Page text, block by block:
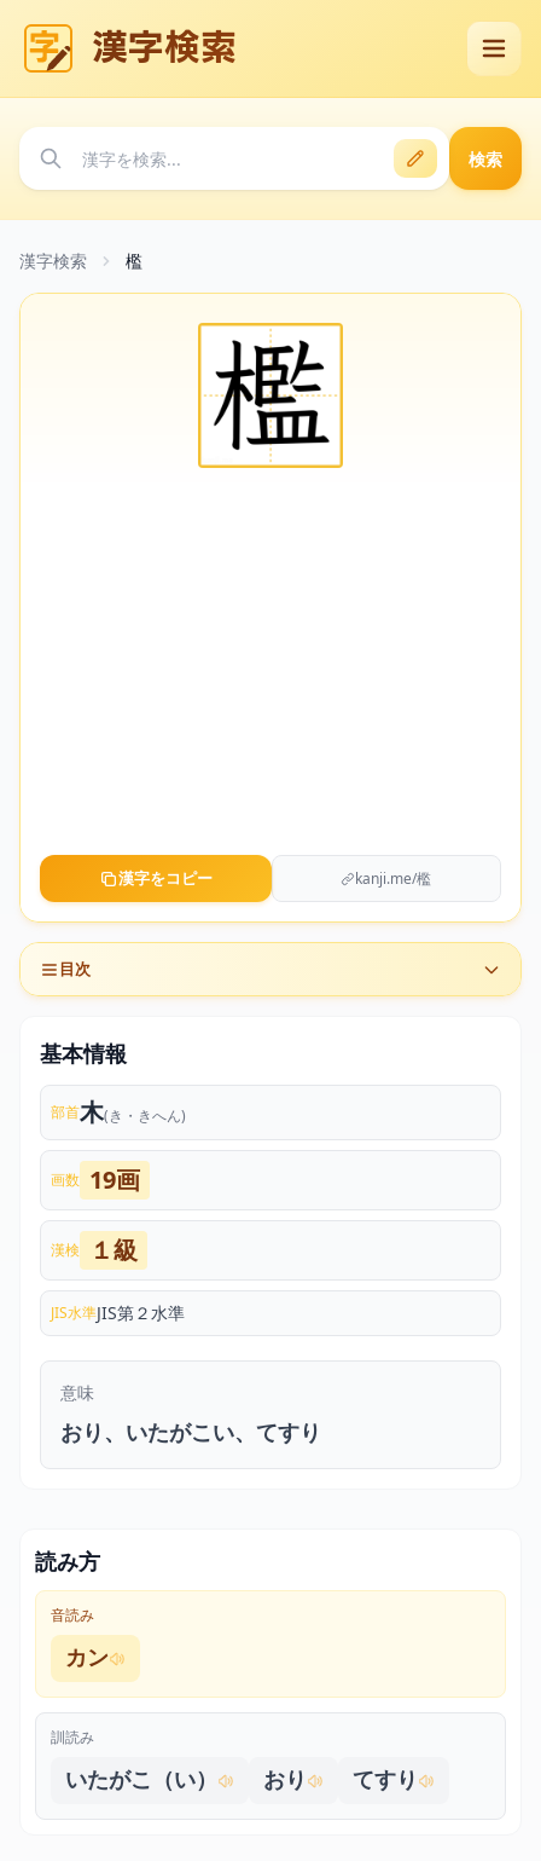
漢字検索
検索
漢字検索 檻
漢字をコピー kanji.me/檻
目次
基本情報
部首木(き・きへん)
画数 19画
漢検 １級
JIS水準JIS第２水準
意味
おり、いたがこい、てすり
読み方
音読み
カン
訓読み
いたがこ（い） おり てすり